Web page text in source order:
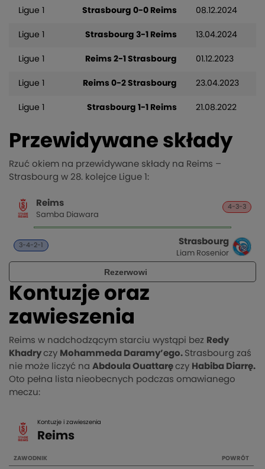
Ligue 1 Strasbourg 0-0 Reims 08.12.2024
Ligue 1 Strasbourg 3-1 Reims 13.04.2024
Ligue 1 Reims 2-1 Strasbourg 01.12.2023
Ligue 1 Reims 0-2 Strasbourg 23.04.2023
Ligue 1 Strasbourg 1-1 Reims 21.08.2022
Przewidywane składy
Rzuć okiem na przewidywane składy na Reims –
Strasbourg w 28. kolejce Ligue 1:
Kontuzje oraz
zawieszenia
Reims w nadchodzącym starciu wystąpi bez Redy
Khadry czy Mohammeda Daramy’ego. Strasbourg zaś
nie może liczyć na Abdoula Ouattarę czy Habiba Diarrę.
Oto pełna lista nieobecnych podczas omawianego
meczu: